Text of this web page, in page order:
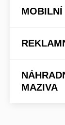
MOBILNÍ
MAZIVA